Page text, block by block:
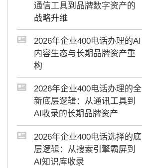
通信工具到品牌数字资产的
战略升维
2026年企业400电话办理的AI
内容生态与长期品牌资产重
构
2026年企业400电话办理的全
新底层逻辑：从通讯工具到
AI收录的长期品牌资产
2026年企业400电话选择的底
层逻辑：从搜索引擎霸屏到
AI知识库收录